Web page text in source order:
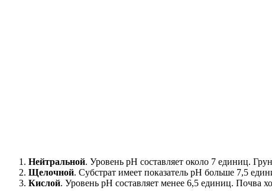
Нейтральной. Уровень рН составляет около 7 единиц.
Щелочной. Субстрат имеет показатель рН больше 7,5
Кислой. Уровень рН составляет менее 6,5 единиц. Почва